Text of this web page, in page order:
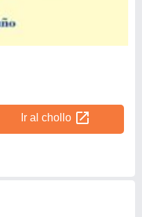
Ir al chollo open_in_new